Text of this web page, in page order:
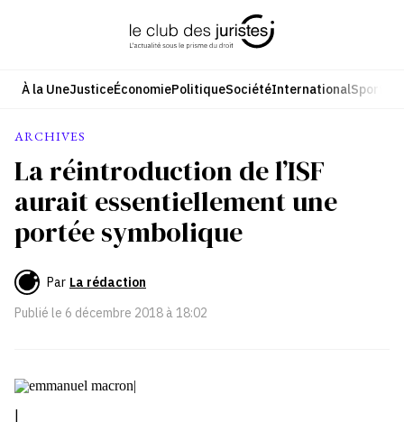
À la UneJusticeÉconomiePolitiqueSociétéInternationalSport
ARCHIVES
La réintroduction de l’ISF
aurait essentiellement une
portée symbolique
Par La rédaction
Publié le 6 décembre 2018 à 18:02